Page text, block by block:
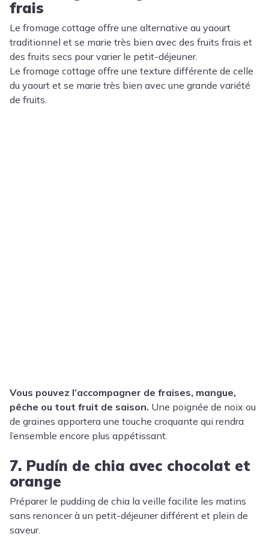
frais
Le fromage cottage offre une alternative au yaourt
traditionnel et se marie très bien avec des fruits frais et
des fruits secs pour varier le petit-déjeuner.
Le fromage cottage offre une texture différente de celle
du yaourt et se marie très bien avec une grande variété
de fruits.
Vous pouvez l’accompagner de fraises, mangue,
pêche ou tout fruit de saison. Une poignée de noix ou
de graines apportera une touche croquante qui rendra
l’ensemble encore plus appétissant.
7. Pudín de chia avec chocolat et
orange
Préparer le pudding de chia la veille facilite les matins
sans renoncer à un petit-déjeuner différent et plein de
saveur.